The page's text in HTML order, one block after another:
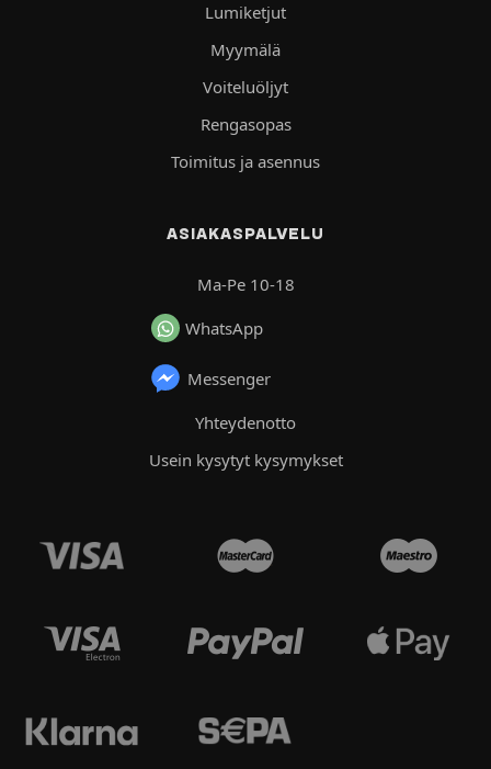
Lumiketjut
Myymälä
Voiteluöljyt
Rengasopas
Toimitus ja asennus
ASIAKASPALVELU
Ma-Pe 10-18
WhatsApp
Messenger
Yhteydenotto
Usein kysytyt kysymykset